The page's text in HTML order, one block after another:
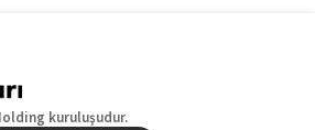
kuruluşudur.